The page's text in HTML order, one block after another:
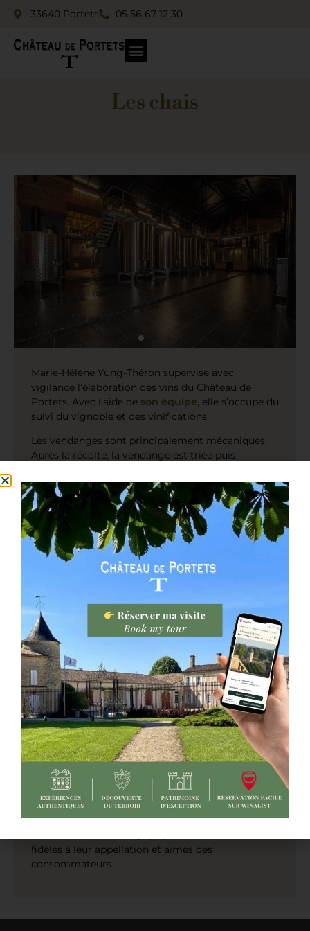
33640 Portets 05 56 67 12 30
Les chais
Marie-Hélène Yung-Théron supervise avec
vigilance l’élaboration des vins du Château de
Portets. Avec l’aide de son équipe, elle s’occupe du
suivi du vignoble et des vinifications.
Les vendanges sont principalement mécaniques.
Après la récolte, la vendange est triée puis
domaine pratique la macération préfermentaire à
froid, principe qui consiste à conserver les moûts à
une température basse pendant plusieurs jours
afin de préserver et accentuer les arômes frais de
fruits rouges.
Soucieux de
préserver l’environnement
Château de Portets est équipé d’une station
d’épuration qui traite les effluents provenant des
différentes opérations de la récolte, depuis les
vendanges jusqu’à sa mise en bouteille.
Depuis le millésime 2012, en symbiose avec
l’œnologue Christian Sourdès, l’œnologue-conseil
Antoine Médevilleguide Marie-Hélène Yung-
Théron dans sa démarche qualitative pour
distinguer et assembler les meilleures cuves
dignes de porter le nom de «Château de Portets».
Cette association a permis aux vins du Château de
Portets d’être primés chaque année aux différents
concours agricoles des vins et reconnus dans le
Guide Hachette.
Nous sommes également fiers d’être désormais
«Ambassadeur de Graves« , la reconnaissance du
fidèles à leur appellation et aimés des
consommateurs.